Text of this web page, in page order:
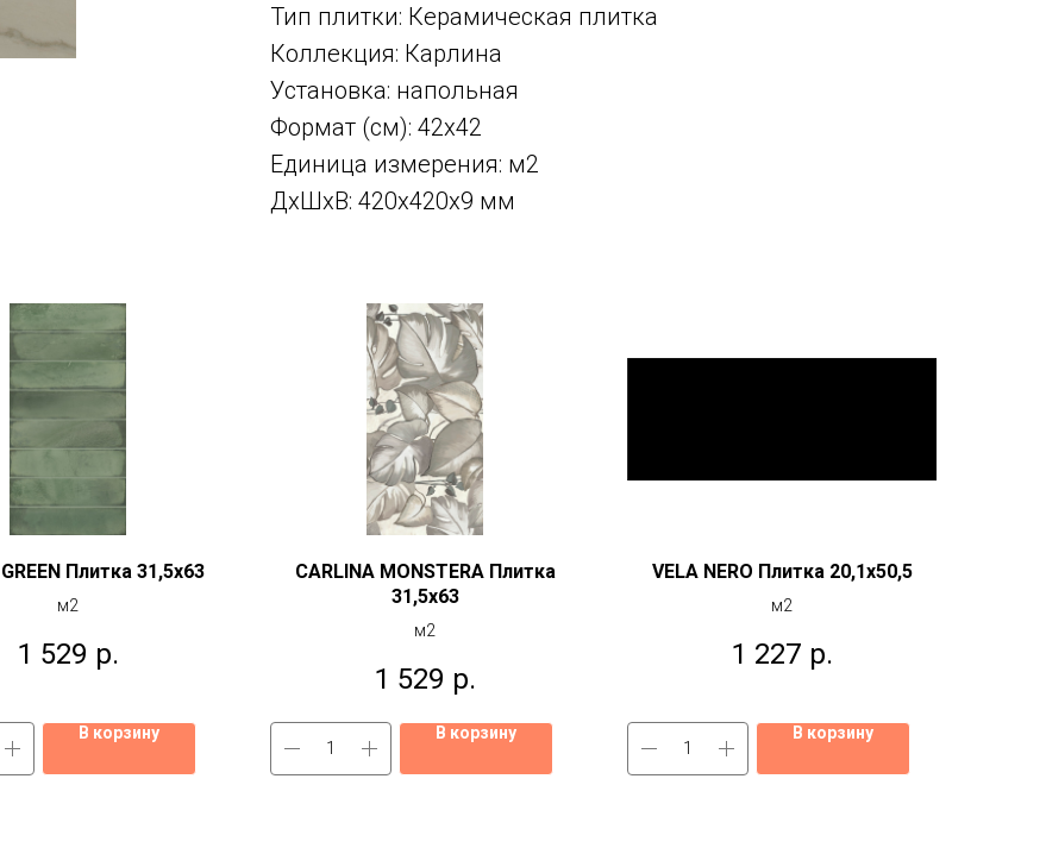
Тип плитки: Керамическая плитка
Коллекция: Карлина
Установка: напольная
Формат (см): 42x42
Единица измерения: м2
ДxШxВ: 420x420x9 мм
GREEN Плитка 31,5x63
м2
1 529 р.
В корзину
CARLINA MONSTERA Плитка
31,5x63
м2
1 529 р.
В корзину
VELA NERO Плитка 20,1x50,5
м2
1 227 р.
В корзину